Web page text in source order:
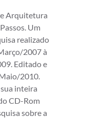
Arquitetura
Um
realizado
2007 à
Editado e
2010.
inteira
CD-Rom
sobre a